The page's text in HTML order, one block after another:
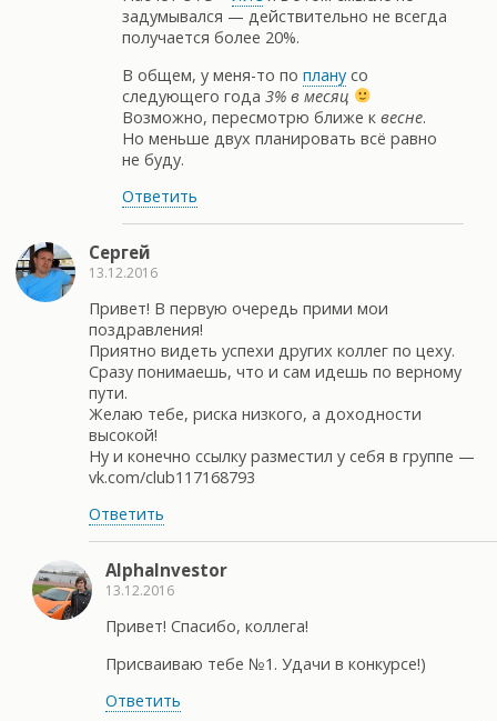
задумывался — действительно не всегда
получается более 20%.
В общем, у меня-то по плану со
следующего года 3% в месяц
Возможно, пересмотрю ближе к весне.
Но меньше двух планировать всё равно
не буду.
Ответить
Сергей
13.12.2016
Привет! В первую очередь прими мои
поздравления!
Приятно видеть успехи других коллег по цеху.
Сразу понимаешь, что и сам идешь по верному
пути.
Желаю тебе, риска низкого, а доходности
высокой!
Ну и конечно ссылку разместил у себя в группе —
vk.com/club117168793
Ответить
AlphaInvestor
13.12.2016
Привет! Спасибо, коллега!
Присваиваю тебе №1. Удачи в конкурсе!)
Ответить